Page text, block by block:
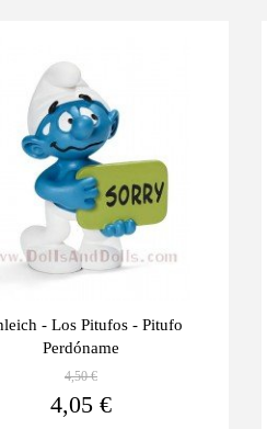
- Los Pitufos - Pitufo
Perdóname
4,50 €
4,05 €